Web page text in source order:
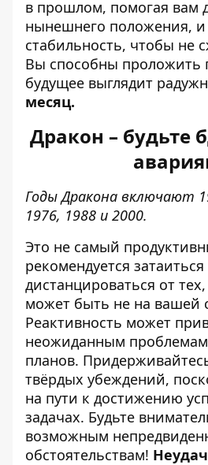
в прошлом, помогая вам
нынешнего положения, и
стабильность, чтобы не
Вы способны проложить
будущее выглядит
месяц.
Дракон – будьте
Годы Дракона включают
1976, 1988 и 2000.
Это не самый
рекомендуется затаиться
дистанцироваться от
может быть не на вашей
Реактивность может
неожиданным
планов.
твёрдых убеждений,
на пути к достижению
задачах. Будьте
возможным
обстоятельствам!